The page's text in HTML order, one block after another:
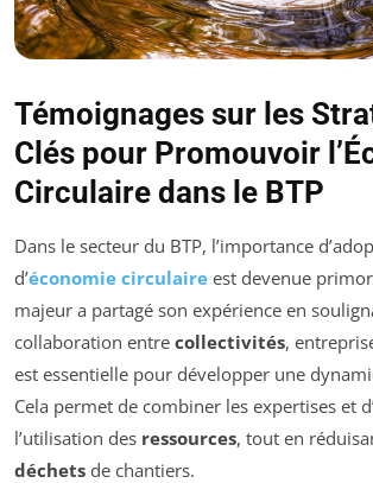
Témoignages sur les
Clés pour Promouvoir
Circulaire dans le BTP
Dans le secteur du BTP, l’importance
d’économie circulaire est devenue
majeur a partagé son expérience en
collaboration entre collectivités,
est essentielle pour développer une
Cela permet de combiner les expertises et
l’utilisation des ressources, tout en
déchets de chantiers.